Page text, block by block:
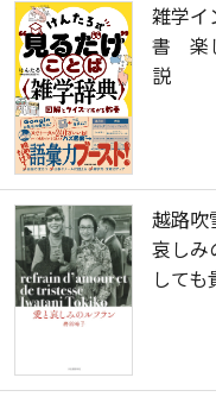
雑学イ
書 楽
説
越路吹
哀し
しても